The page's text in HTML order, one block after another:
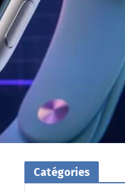
Catégories